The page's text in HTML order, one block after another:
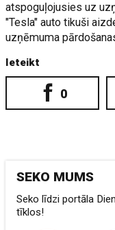
atspoguļojusies uz
"Tesla" auto tikuši
uzņēmuma
Ieteikt
0
SEKO MUMS
Seko līdzi portāla
tīklos!